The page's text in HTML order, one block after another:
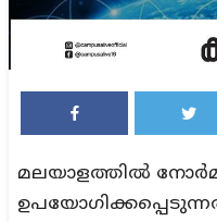
മലയാളത്തിൽ